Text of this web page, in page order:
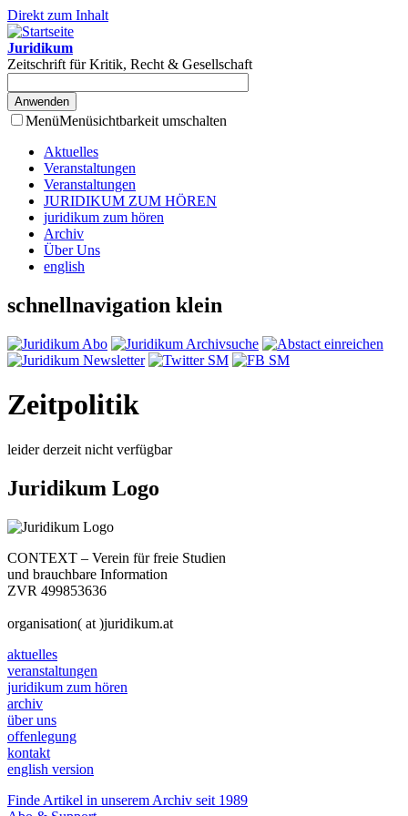
Direkt zum Inhalt
Juridikum
Zeitschrift für Kritik, Recht & Gesellschaft
MenüMenüsichtbarkeit umschalten
Aktuelles
Veranstaltungen
Veranstaltungen
JURIDIKUM ZUM HÖREN
juridikum zum hören
Archiv
Über Uns
english
schnellnavigation klein
Zeitpolitik
leider derzeit nicht verfügbar
Juridikum Logo
CONTEXT – Verein für freie Studien
und brauchbare Information
ZVR 499853636
organisation( at )juridikum.at
aktuelles
veranstaltungen
juridikum zum hören
archiv
über uns
offenlegung
kontakt
english version
Finde Artikel in unserem Archiv seit 1989